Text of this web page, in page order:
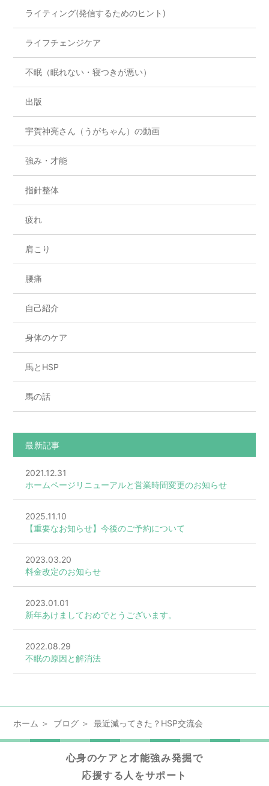
ライティング(発信するためのヒント)
ライフチェンジケア
不眠（眠れない・寝つきが悪い）
出版
宇賀神亮さん（うがちゃん）の動画
強み・才能
指針整体
疲れ
肩こり
腰痛
自己紹介
身体のケア
馬とHSP
馬の話
最新記事
2021.12.31
ホームページリニューアルと営業時間変更のお知らせ
2025.11.10
【重要なお知らせ】今後のご予約について
2023.03.20
料金改定のお知らせ
2023.01.01
新年あけましておめでとうございます。
2022.08.29
不眠の原因と解消法
ホーム ブログ 最近減ってきた？HSP交流会
心身のケアと才能強み発掘で
応援する人をサポート